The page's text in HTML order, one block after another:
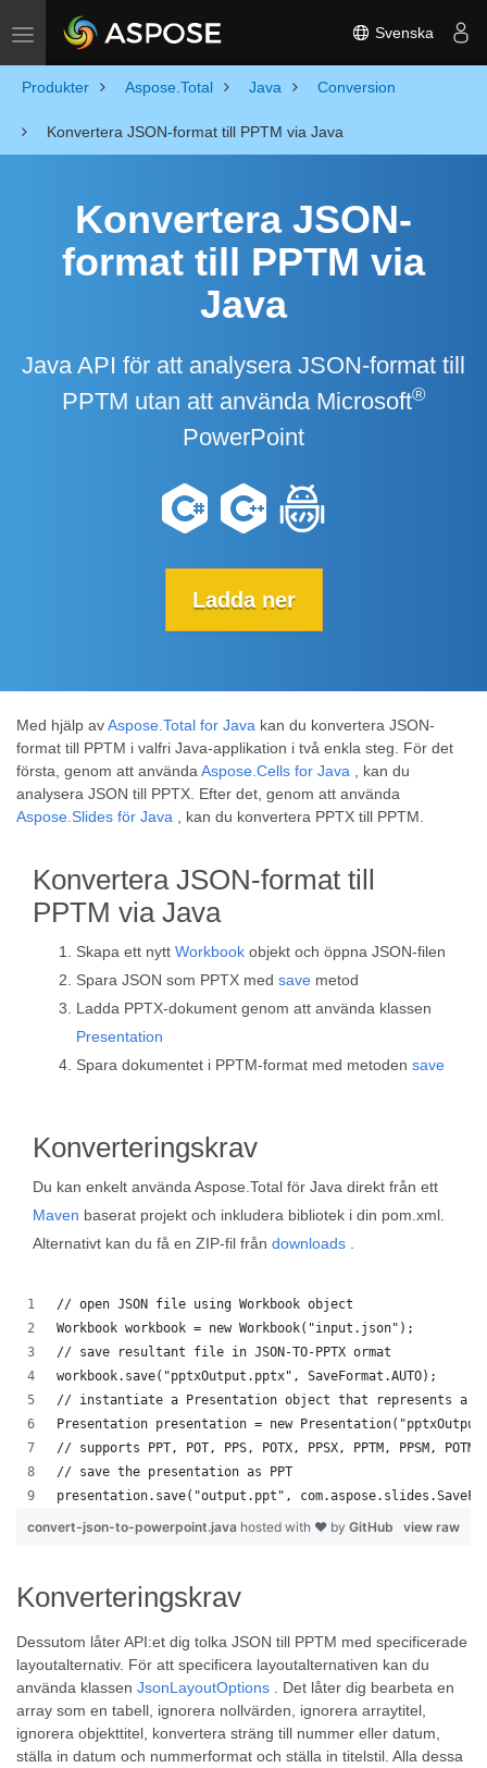
Toggle navigation Svenska
Produkter Aspose.Total Java Conversion
Konvertera JSON-format till PPTM via Java
Konvertera JSON-
format till PPTM via
Java
Java API för att analysera JSON-format till
PPTM utan att använda Microsoft®
PowerPoint
Ladda ner
Med hjälp avAspose.Total for Java kan du konvertera JSON-
format till PPTM i valfri Java-applikation i två enkla steg. För det
första, genom att använda Aspose.Cells for Java , kan du
analysera JSON till PPTX. Efter det, genom att använda
Aspose.Slides för Java , kan du konvertera PPTX till PPTM.
Konvertera JSON-format till
PPTM via Java
Skapa ett nytt Workbook objekt och öppna JSON-filen
Spara JSON som PPTX med save metod
Ladda PPTX-dokument genom att använda klassen
Presentation
Spara dokumentet i PPTM-format med metoden save
Konverteringskrav
Du kan enkelt använda Aspose.Total för Java direkt från ett
Maven baserat projekt och inkludera bibliotek i din pom.xml.
Alternativt kan du få en ZIP-fil från downloads
// open JSON file using Workbook object
Workbook workbook = new Workbook("input.json");
// save resultant file in JSON-TO-PPTX ormat
workbook.save("pptxOutput.pptx", SaveFormat.AUTO);
// instantiate a Presentation object that represents a
Presentation presentation = new
// supports PPT, POT, PPS, POTX, PPSX, PPTM, PPSM,
// save the presentation as PPT
presentation.save("output.ppt",
view raw
convert-json-to-powerpoint.java hosted with ❤ by GitHub
Konverteringskrav
Dessutom låter API:et dig tolka JSON till PPTM med specificerade
layoutalternativ. För att specificera layoutalternativen kan du
använda klassen JsonLayoutOptions . Det låter dig bearbeta en
array som en tabell, ignorera nollvärden, ignorera arraytitel,
ignorera objekttitel, konvertera sträng till nummer eller datum,
ställa in datum och nummerformat och ställa in titelstil. Alla dessa